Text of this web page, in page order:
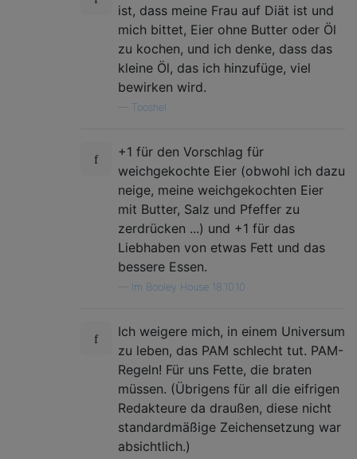
ist, dass meine Frau auf Diät ist und
mich bittet, Eier ohne Butter oder Öl
zu kochen, und ich denke, dass das
kleine Öl, das ich hinzufüge, viel
bewirken wird.
Tooshel
+1 für den Vorschlag für
weichgekochte Eier (obwohl ich dazu
neige, meine weichgekochten Eier
mit Butter, Salz und Pfeffer zu
zerdrücken ...) und +1 für das
Liebhaben von etwas Fett und das
bessere Essen.
Im Booley House 18.10.10
Ich weigere mich, in einem Universum
zu leben, das PAM schlecht tut. PAM-
Regeln! Für uns Fette, die braten
müssen. (Übrigens für all die eifrigen
Redakteure da draußen, diese nicht
standardmäßige Zeichensetzung war
absichtlich.)